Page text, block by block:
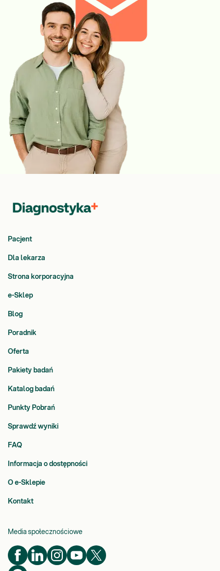
Pacjent
Dla lekarza
Strona korporacyjna
e-Sklep
Blog
Poradnik
Oferta
Pakiety badań
Katalog badań
Punkty Pobrań
Sprawdź wyniki
FAQ
Informacja o dostępności
O e-Sklepie
Kontakt
Media społecznościowe